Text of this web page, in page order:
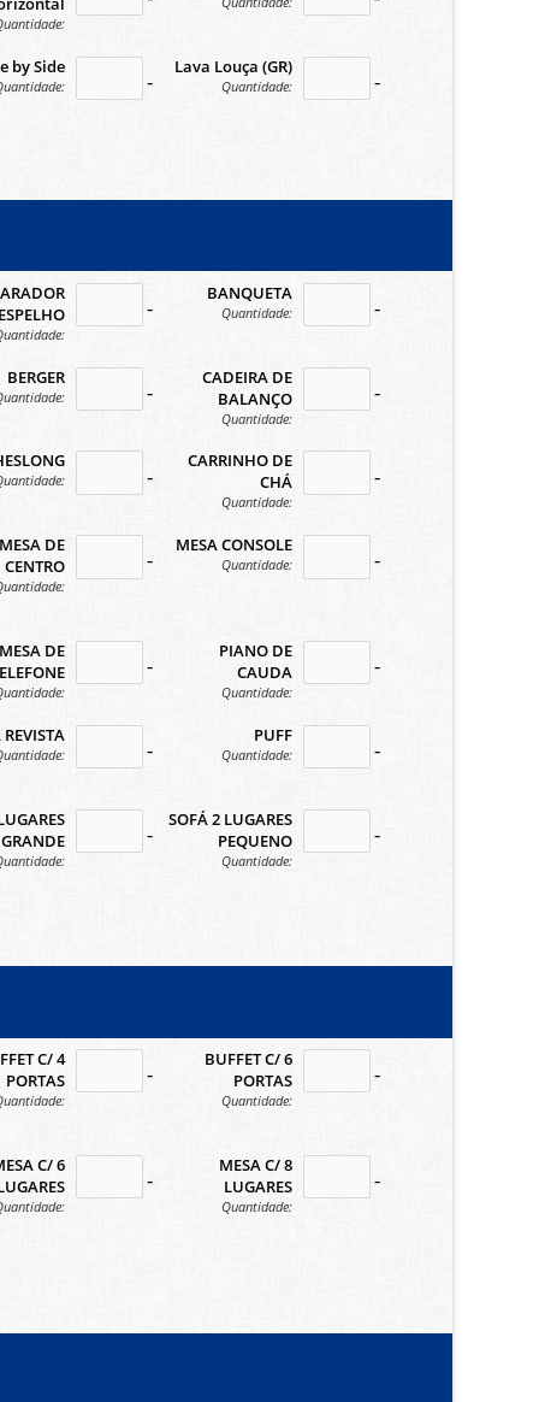
by Side
no-icon
Lava Louça (GR)
Quantidade: no-icon
no-icon
BANQUETA
Quantidade:
BERGER
no-icon
CADEIRA DE
BALANÇO
Quantidade:
no-icon
CARRINHO DE
CHÁ
Quantidade:
MESA DE
CENTRO
no-icon
MESA CONSOLE
Quantidade: no-icon
MESA DE
no-icon
PIANO DE
CAUDA
Quantidade:
no-icon
REVISTA
no-icon
PUFF
Quantidade:
GRANDE
no-icon
SOFÁ 2 LUGARES
PEQUENO
Quantidade:
C/ 4
PORTAS
no-icon
BUFFET C/ 6
PORTAS
Quantidade:
C/ 6
no-icon
MESA C/ 8
LUGARES
Quantidade: